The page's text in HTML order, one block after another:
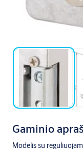
Gaminio
Modelis su